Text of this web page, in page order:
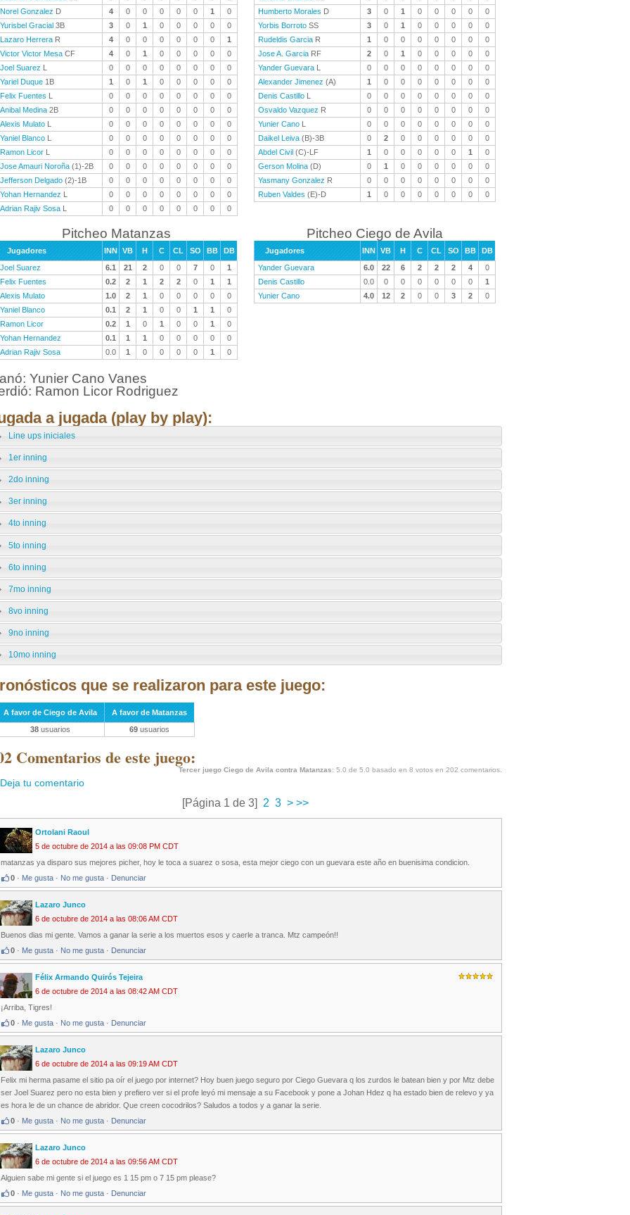
Norel Gonzalez D 4 0 0 0 0 0 1
0
Yurisbel Gracial 3B 3 0 1 0 0 0 0
0
Lazaro Herrera R 4 0 0 0 0 0 0
1
Victor Victor Mesa CF 4 0 1 0 0 0 0
0
Joel Suarez L 0 0 0 0 0 0 0
0
Yariel Duque 1B 1 0 1 0 0 0 0
0
Felix Fuentes L 0 0 0 0 0 0 0
0
Anibal Medina 2B 0 0 0 0 0 0 0
0
Alexis Mulato L 0 0 0 0 0 0 0
0
Yaniel Blanco L 0 0 0 0 0 0 0
0
Ramon Licor L 0 0 0 0 0 0 0
0
Jose Amauri Noroña (1)-2B 0 0 0 0 0 0 0
0
Jefferson Delgado (2)-1B 0 0 0 0 0 0 0
0
Yohan Hernandez L 0 0 0 0 0 0 0
0
Adrian Rajiv Sosa L 0 0 0 0 0 0 0 0
Humberto Morales D 3 0 1 0 0 0 0
0
Yorbis Borroto SS 3 0 1 0 0 0 0
0
Rudeldis Garcia R 1 0 0 0 0 0 0
0
Jose A. Garcia RF 2 0 1 0 0 0 0
0
Yander Guevara L 0 0 0 0 0 0 0
0
Alexander Jimenez (A) 1 0 0 0 0 0 0
0
Denis Castillo L 0 0 0 0 0 0 0
0
Osvaldo Vazquez R 0 0 0 0 0 0 0
0
Yunier Cano L 0 0 0 0 0 0 0
0
Daikel Leiva (B)-3B 0 2 0 0 0 0 0
0
Abdel Civil (C)-LF 1 0 0 0 0 0 1
0
Gerson Molina (D) 0 1 0 0 0 0 0
0
Yasmany Gonzalez R 0 0 0 0 0 0 0
0
Ruben Valdes (E)-D 1 0 0 0 0 0 0 0
Pitcheo Matanzas
Jugadores INN VB H C CL SO BB
DB
Joel Suarez
6.1 21 2 0 0 7 0
1
Felix Fuentes
0.2 2 1 2 2 0 1
1
Alexis Mulato
1.0 2 1 0 0 0 0
0
Yaniel Blanco
0.1 2 1 0 0 1 1
0
Ramon Licor
0.2 1 0 1 0 0 1
0
Yohan Hernandez
0.1 1 1 0 0 0 0
0
Adrian Rajiv Sosa
0.0 1 0 0 0 0 1 0
Pitcheo Ciego de Avila
Jugadores INN VB H C CL SO BB
DB
Yander Guevara
6.0 22 6 2 2 2 4
0
Denis Castillo
0.0 0 0 0 0 0 0
1
Yunier Cano
4.0 12 2 0 0 3 2 0
Yunier Cano Vanes
Ramon Licor Rodriguez
a jugada (play by play):
Line ups iniciales
1er inning
2do inning
3er inning
4to inning
5to inning
6to inning
7mo inning
8vo inning
9no inning
10mo inning
que se realizaron para este juego:
A favor de Ciego de Avila
A favor de Matanzas
38 usuarios 69 usuarios
Comentarios de este juego:
Tercer juego Ciego de Avila contra Matanzas: 5.0 de 5.0 basado en 8 votos en 202 comentarios.
Deja tu comentario
[Página 1 de 3] 2 3 > >>
Ortolani Raoul
5 de octubre de 2014 a las 09:08 PM CDT
matanzas ya disparo sus mejores picher, hoy le toca a suarez o sosa, esta mejor ciego con un guevara este año en buenisima condicion.
0 · Me gusta · No me gusta · Denunciar
Lazaro Junco
6 de octubre de 2014 a las 08:06 AM CDT
Buenos dias mi gente. Vamos a ganar la serie a los muertos esos y caerle a tranca. Mtz campeón!!
0 · Me gusta · No me gusta · Denunciar
Félix Armando Quirós Tejeira
6 de octubre de 2014 a las 08:42 AM CDT
¡Arriba, Tigres!
0 · Me gusta · No me gusta · Denunciar
Lazaro Junco
6 de octubre de 2014 a las 09:19 AM CDT
Felix mi herma pasame el sitio pa oír el juego por internet? Hoy buen juego seguro por Ciego Guevara q los zurdos le batean bien y por Mtz debe
ser Joel Suarez pero no esta bien y prefiero ver si el profe leyó mi mensaje a su Facebook y pone a Johan Hdez q ha estado bien de relevo y ya
es hora le de un chance de abridor. Que creen cocodrilos? Saludos a todos y a ganar la serie.
0 · Me gusta · No me gusta · Denunciar
Lazaro Junco
6 de octubre de 2014 a las 09:56 AM CDT
Alguien sabe mi gente si el juego es 1 15 pm o 7 15 pm please?
0 · Me gusta · No me gusta · Denunciar